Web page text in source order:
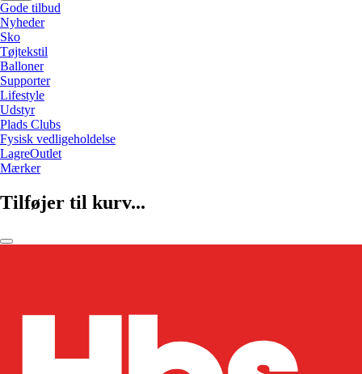
Gode tilbud
Nyheder
Sko
Tøjtekstil
Balloner
Supporter
Lifestyle
Udstyr
Plads Clubs
Fysisk vedligeholdelse
LagreOutlet
Mærker
Tilføjer til kurv...